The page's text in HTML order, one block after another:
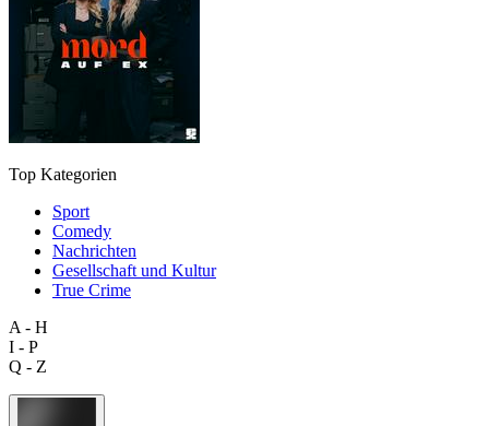
Top Kategorien
Sport
Comedy
Nachrichten
Gesellschaft und Kultur
True Crime
A - H
I - P
Q - Z